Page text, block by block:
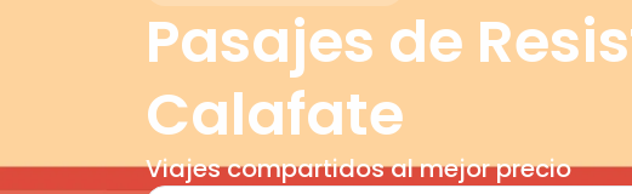
Pasajes de
Calafate
Viajes compartidos al mejor precio